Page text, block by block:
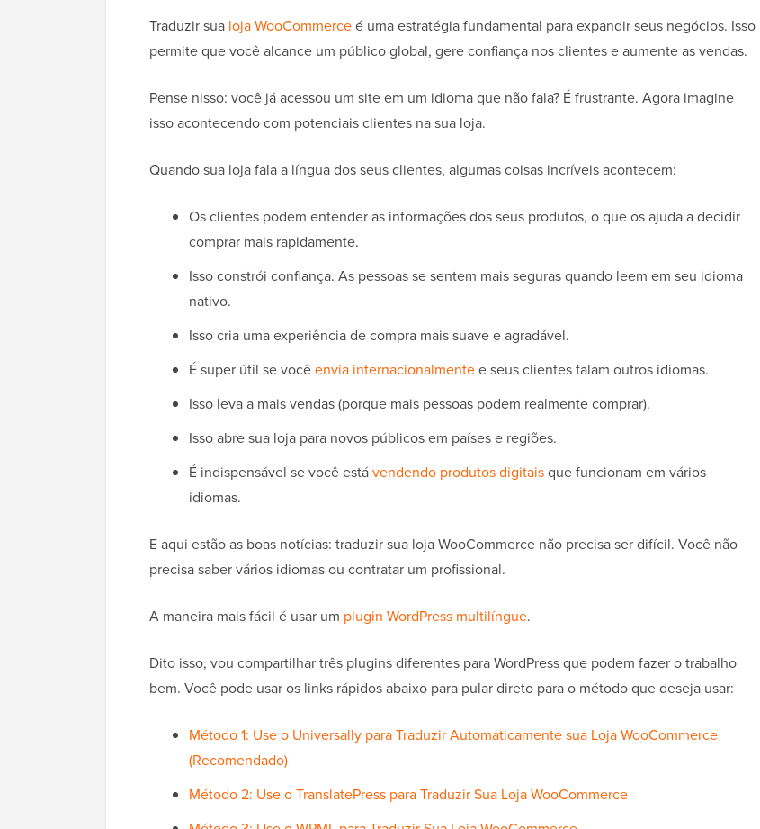
Traduzir sua loja WooCommerceé uma estratégia fundamental para expandir seus negócios. Isso
permite que você alcance um público global, gere confiança nos clientes e aumente as vendas.
Pense nisso: você já acessou um site em um idioma que não fala? É frustrante. Agora imagine
isso acontecendo com potenciais clientes na sua loja.
Quando sua loja fala a língua dos seus clientes, algumas coisas incríveis acontecem:
Os clientes podem entender as informações dos seus produtos, o que os ajuda a decidir
comprar mais rapidamente.
Isso constrói confiança. As pessoas se sentem mais seguras quando leem em seu idioma
nativo.
Isso cria uma experiência de compra mais suave e agradável.
É super útil se vocêenvia internacionalmentee seus clientes falam outros idiomas.
Isso leva a mais vendas (porque mais pessoas podem realmente comprar).
Isso abre sua loja para novos públicos em países e regiões.
É indispensável se você estávendendo produtos digitaisque funcionam em vários
idiomas.
E aqui estão as boas notícias: traduzir sua loja WooCommerce não precisa ser difícil. Você não
precisa saber vários idiomas ou contratar um profissional.
A maneira mais fácil é usar um plugin WordPress multilíngue.
Dito isso, vou compartilhar três plugins diferentes para WordPress que podem fazer o trabalho
bem. Você pode usar os links rápidos abaixo para pular direto para o método que deseja usar:
Método 1: Use o Universally para Traduzir Automaticamente sua Loja WooCommerce
(Recomendado)
Método 2: Use o TranslatePress para Traduzir Sua Loja WooCommerce